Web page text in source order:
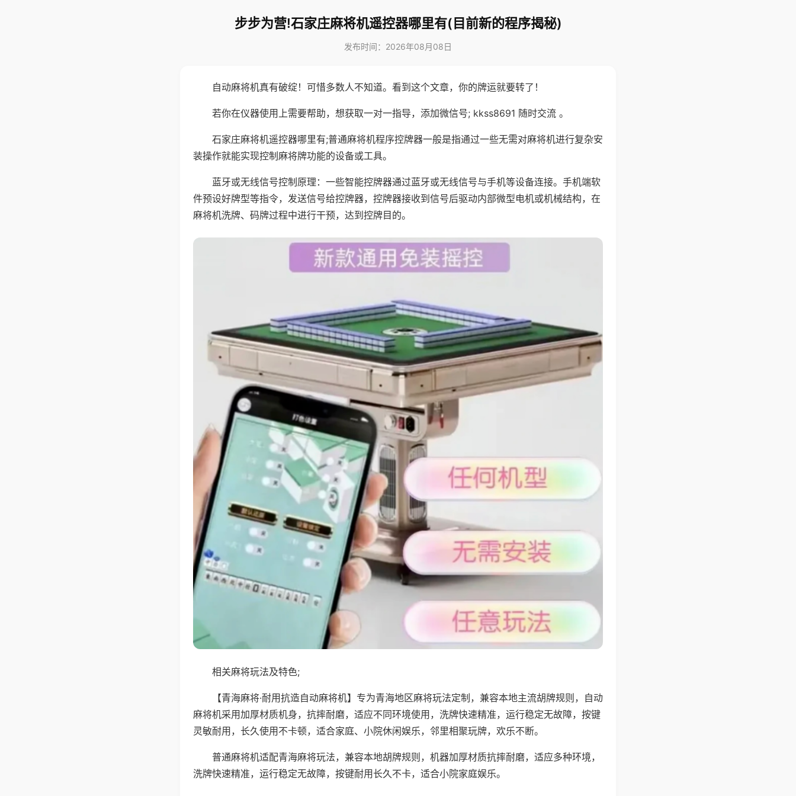
步步为营!石家庄麻将机遥控器哪里有(目前新的程序揭秘)
发布时间：2026年08月08日
自动麻将机真有破绽！可惜多数人不知道。看到这个文章，你的牌运就要转了！
若你在仪器使用上需要帮助，想获取一对一指导，添加微信号; kkss8691 随时交流 。
石家庄麻将机遥控器哪里有;普通麻将机程序控牌器一般是指通过一些无需对麻将机进行复杂安
装操作就能实现控制麻将牌功能的设备或工具。
蓝牙或无线信号控制原理：一些智能控牌器通过蓝牙或无线信号与手机等设备连接。手机端软
件预设好牌型等指令，发送信号给控牌器，控牌器接收到信号后驱动内部微型电机或机械结构，在
麻将机洗牌、码牌过程中进行干预，达到控牌目的。
相关麻将玩法及特色;
【青海麻将·耐用抗造自动麻将机】专为青海地区麻将玩法定制，兼容本地主流胡牌规则，自动
麻将机采用加厚材质机身，抗摔耐磨，适应不同环境使用，洗牌快速精准，运行稳定无故障，按键
灵敏耐用，长久使用不卡顿，适合家庭、小院休闲娱乐，邻里相聚玩牌，欢乐不断。
普通麻将机适配青海麻将玩法，兼容本地胡牌规则，机器加厚材质抗摔耐磨，适应多种环境，
洗牌快速精准，运行稳定无故障，按键耐用长久不卡，适合小院家庭娱乐。